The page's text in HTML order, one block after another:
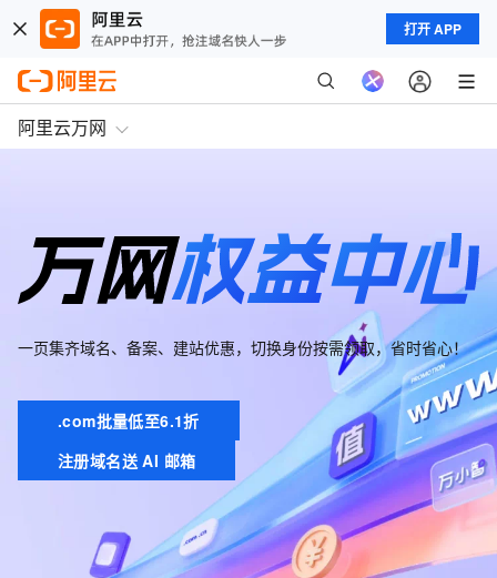
打开 APP
阿里云万网
一页集齐域名、备案、建站优惠，切换身份按需领取，省时省心！
.com批量低至6.1折
注册域名送 AI 邮箱